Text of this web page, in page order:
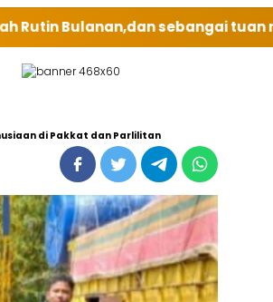
kali ini BRI Unit Silindung
di Pakkat dan Parlilitan